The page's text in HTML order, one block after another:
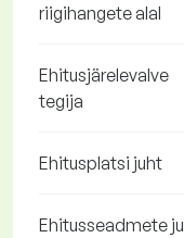
riigihangete alal
Ehitusjärelevalve
tegija
Ehitusplatsi juht
Ehitusseadmete